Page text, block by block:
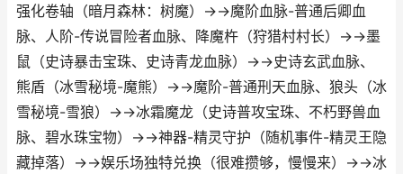
强化卷轴（暗月森林：树魔）→→魔阶血脉-普通后卿血
脉、人阶-传说冒险者血脉、降魔杵（狩猎村村长）→→墨
鼠（史诗暴击宝珠、史诗青龙血脉）→→史诗玄武血脉、
熊盾（冰雪秘境-魔熊）→→魔阶-普通刑天血脉、狼头（冰
雪秘境-雪狼）→→冰霜魔龙（史诗普攻宝珠、不朽野兽血
脉、碧水珠宝物）→→神器-精灵守护（随机事件-精灵王隐
藏掉落）→→娱乐场独特兑换（很难攒够，慢慢来）→→冰